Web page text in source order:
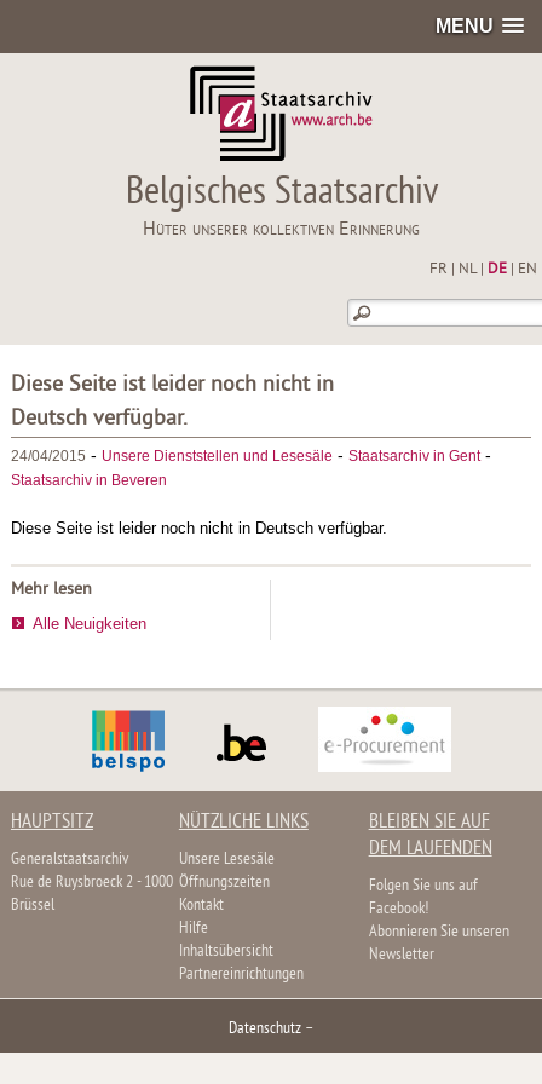
MENU
Belgisches Staatsarchiv
Hüter unserer kollektiven Erinnerung
FR NL| DE| EN
Diese Seite ist leider noch nicht in
Deutsch verfügbar.
24/04/2015 - Unsere Dienststellen und Lesesäle - Staatsarchiv in Gent-
Staatsarchiv in Beveren
Diese Seite ist leider noch nicht in Deutsch verfügbar.
Mehr lesen
Alle Neuigkeiten
HAUPTSITZ
Generalstaatsarchiv
Rue de Ruysbroeck 2 - 1000
Brüssel
NÜTZLICHE LINKS
Unsere Lesesäle
Öffnungszeiten
Kontakt
Hilfe
Inhaltsübersicht
Partnereinrichtungen
BLEIBEN SIE AUF
DEM LAUFENDEN
Folgen Sie uns auf
Facebook!
Abonnieren Sie unseren
Newsletter
Datenschutz –